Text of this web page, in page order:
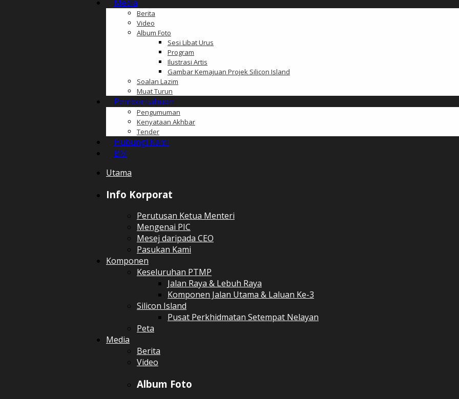
Media
Berita
Video
Album Foto
Sesi Libat Urus
Program
Ilustrasi Artis
Gambar Kemajuan Projek Silicon Island
Soalan Lazim
Muat Turun
Pemberitahuan
Pengumuman
Kenyataan Akhbar
Tender
Hubungi Kami
BM
Utama
Info Korporat
Perutusan Ketua Menteri
Mengenai PIC
Mesej daripada CEO
Pasukan Kami
Komponen
Keseluruhan PTMP
Jalan Raya & Lebuh Raya
Komponen Jalan Utama & Laluan Ke-3
Silicon Island
Pusat Perkhidmatan Setempat Nelayan
Peta
Media
Berita
Video
Album Foto